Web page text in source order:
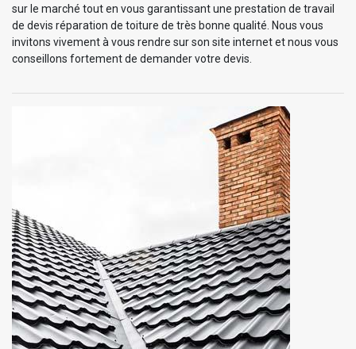
sur le marché tout en vous garantissant une prestation de travail
de devis réparation de toiture de très bonne qualité. Nous vous
invitons vivement à vous rendre sur son site internet et nous vous
conseillons fortement de demander votre devis.